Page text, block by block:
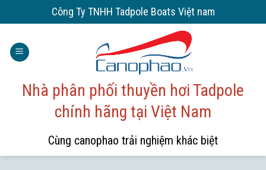
to
Công Ty TNHH Tadpole Boats Việt nam
Nhà phân phối thuyền hơi Tadpole
chính hãng tại Việt Nam
Cùng canophao trải nghiệm khác biệt